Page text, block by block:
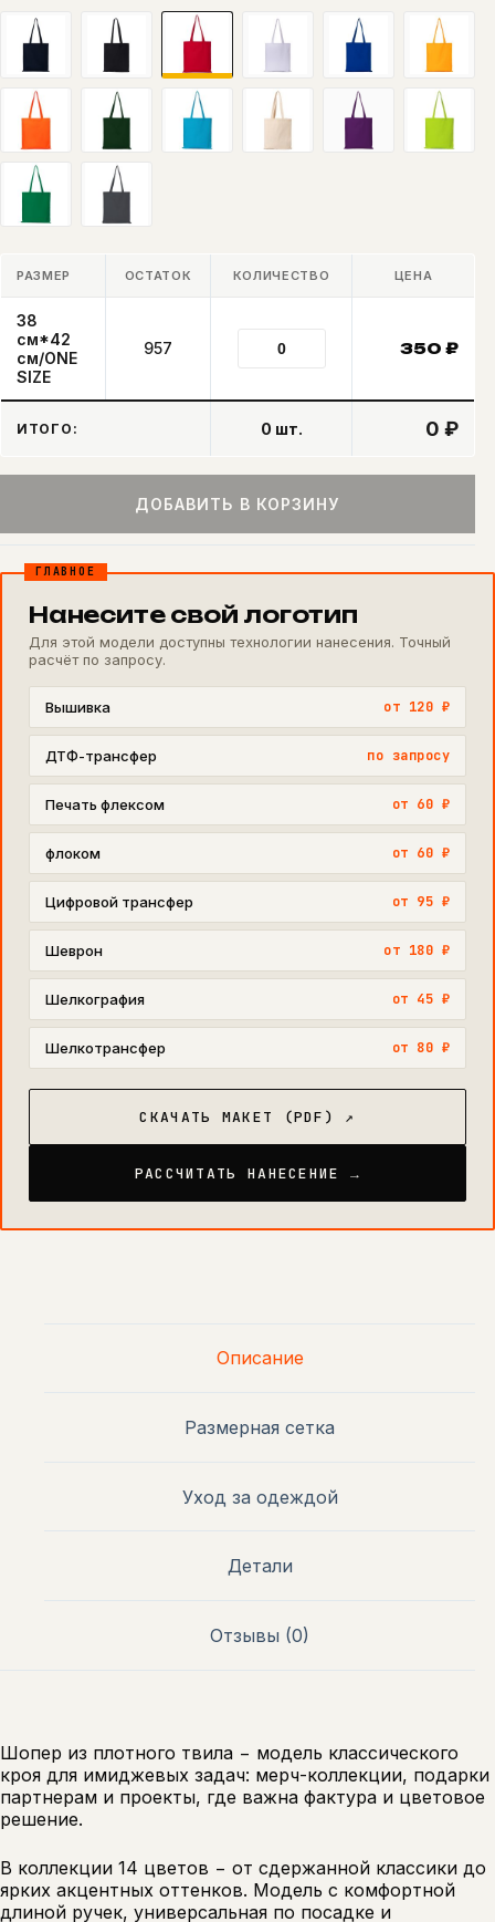
РАЗМЕР ОСТАТОК КОЛИЧЕСТВО ЦЕНА
38
см*42
см/ONE
SIZE
957 350 ₽
ИТОГО: 0 шт. 0 ₽
ДОБАВИТЬ В КОРЗИНУ
ГЛАВНОЕ
Нанесите свой логотип
Для этой модели доступны технологии нанесения. Точный
расчёт по запросу.
Вышивка от 120 ₽
ДТФ-трансфер по запросу
Печать флексом от 60 ₽
флоком от 60 ₽
Цифровой трансфер от 95 ₽
Шеврон от 180 ₽
Шелкография от 45 ₽
Шелкотрансфер от 80 ₽
СКАЧАТЬ МАКЕТ (PDF) ↗
РАССЧИТАТЬ НАНЕСЕНИЕ →
Описание
Размерная сетка
Уход за одеждой
Детали
Отзывы (0)
Шопер из плотного твила − модель классического
кроя для имиджевых задач: мерч-коллекции, подарки
партнерам и проекты, где важна фактура и цветовое
решение.
В коллекции 14 цветов − от сдержанной классики до
ярких акцентных оттенков. Модель с комфортной
длиной ручек, универсальная по посадке и